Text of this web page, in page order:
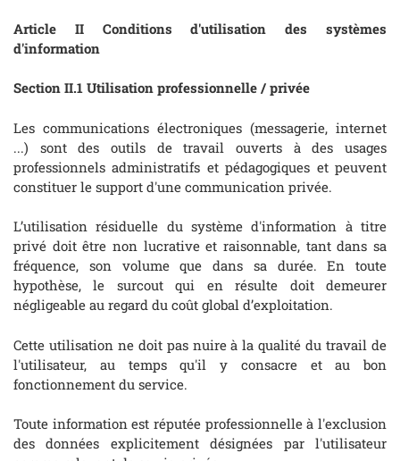
Article II Conditions d'utilisation des systèmes
d'information
Section II.1 Utilisation professionnelle / privée
Les communications électroniques (messagerie, internet
...) sont des outils de travail ouverts à des usages
professionnels administratifs et pédagogiques et peuvent
constituer le support d'une communication privée.
L’utilisation résiduelle du système d'information à titre
privé doit être non lucrative et raisonnable, tant dans sa
fréquence, son volume que dans sa durée. En toute
hypothèse, le surcout qui en résulte doit demeurer
négligeable au regard du coût global d’exploitation.
Cette utilisation ne doit pas nuire à la qualité du travail de
l'utilisateur, au temps qu'il y consacre et au bon
fonctionnement du service.
Toute information est réputée professionnelle à l'exclusion
des données explicitement désignées par l'utilisateur